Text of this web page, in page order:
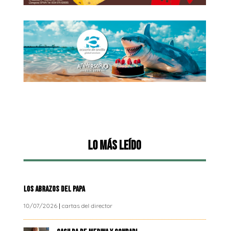
Lo más leído
LOS ABRAZOS DEL PAPA
10/07/2026| cartas del director